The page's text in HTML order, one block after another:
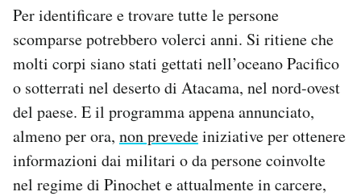
Per identificare e trovare tutte le persone
scomparse potrebbero volerci anni. Si ritiene che
molti corpi siano stati gettati nell’oceano Pacifico
o sotterrati nel deserto di Atacama, nel nord-ovest
del paese. E il programma appena annunciato,
almeno per ora, non prevedeiniziative per ottenere
informazioni dai militari o da persone coinvolte
nel regime di Pinochet e attualmente in carcere,